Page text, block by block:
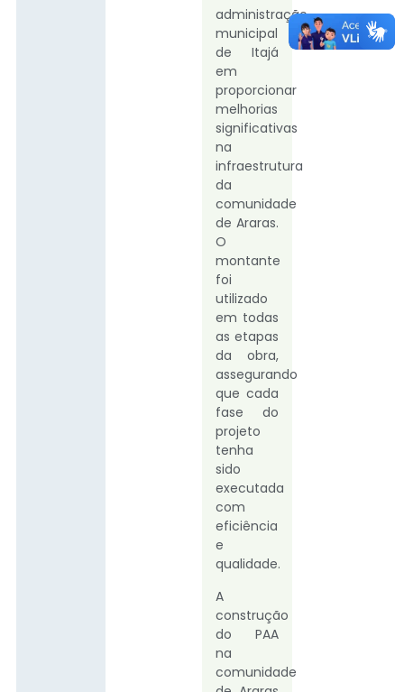
administração
municipal
de Itajá
em
proporcionar
melhorias
significativas
na
infraestrutura
da
comunidade
de Araras.
O
montante
foi
utilizado
em todas
as etapas
da obra,
assegurando
que cada
fase do
projeto
tenha
sido
executada
com
eficiência
e
qualidade.
A
construção
do PAA
na
comunidade